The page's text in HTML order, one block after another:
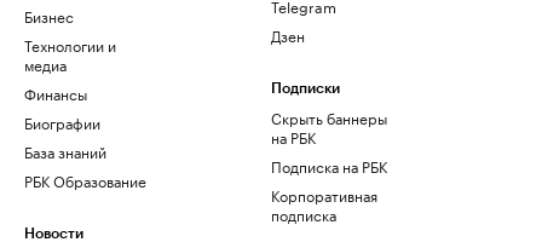
Бизнес
Технологии и
медиа
Финансы
Биографии
База знаний
РБК Образование
Новости
Telegram
Дзен
Подписки
Скрыть баннеры
на РБК
Подписка на РБК
Корпоративная
подписка